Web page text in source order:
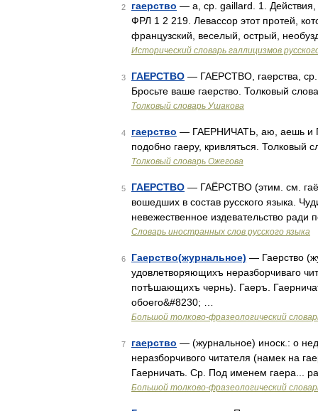
2 гаерство — а, ср. gaillard. 1. Действия,
ФРЛ 1 2 219. Левассор этот протей,
французский, веселый, острый,
Исторический словарь галлицизмов
3 ГАЕРСТВО — ГАЕРСТВО, гаерства, ср.
Бросьте ваше гаерство. Толковый
Толковый словарь Ушакова
4 гаерство — ГАЕРНИЧАТЬ, аю, аешь и
подобно гаеру, кривляться.
Толковый словарь Ожегова
5 ГАЕРСТВО — ГАЁРСТВО (этим. см.
вошедших в состав русского языка.
невежественное издевательство
Словарь иностранных слов русского языка
6 Гаерство(журнальное) — Гаерство
удовлетворяющихъ неразборчиваго
потѣшающихъ чернь). Гаеръ.
обоего&#8230; …
Большой толково-фразеологический
7 гаерство — (журнальное) иноск.: о
неразборчивого читателя (намек на
Гаерничать. Ср. Под именем гаера...
Большой толково-фразеологический